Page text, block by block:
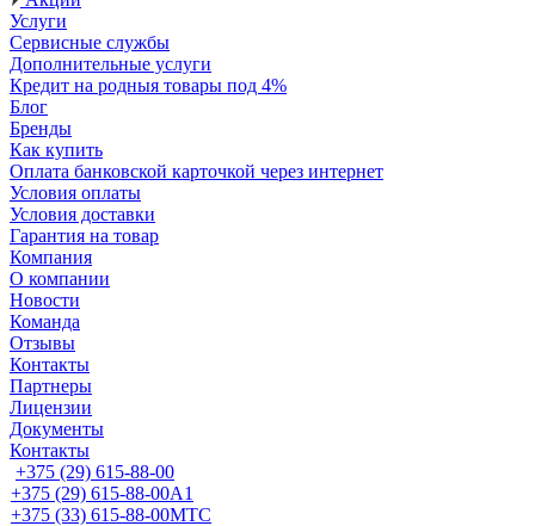
Услуги
Сервисные службы
Дополнительные услуги
Кредит на родныя товары под 4%
Блог
Бренды
Как купить
Оплата банковской карточкой через интернет
Условия оплаты
Условия доставки
Гарантия на товар
Компания
О компании
Новости
Команда
Отзывы
Контакты
Партнеры
Лицензии
Документы
Контакты
+375 (29) 615-88-00
+375 (29) 615-88-00A1
+375 (33) 615-88-00МТС